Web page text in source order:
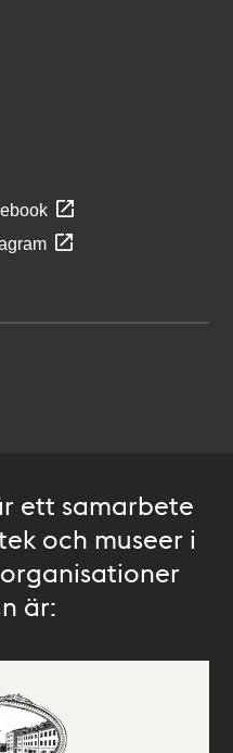
ett samarbete
och museer i
är: